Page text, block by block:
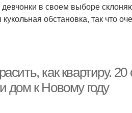
девчонки в своем выборе
кукольная обстановка, так что
как квартиру.
дом к Новому году